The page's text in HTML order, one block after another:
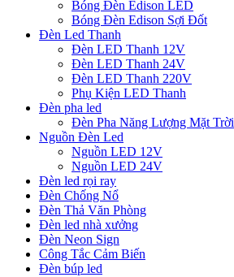
Bóng Đèn Edison LED
Bóng Đèn Edison Sợi Đốt
Đèn Led Thanh
Đèn LED Thanh 12V
Đèn LED Thanh 24V
Đèn LED Thanh 220V
Phụ Kiện LED Thanh
Đèn pha led
Đèn Pha Năng Lượng Mặt Trời
Nguồn Đèn Led
Nguồn LED 12V
Nguồn LED 24V
Đèn led rọi ray
Đèn Chống Nổ
Đèn Thả Văn Phòng
Đèn led nhà xưởng
Đèn Neon Sign
Công Tắc Cảm Biến
Đèn búp led